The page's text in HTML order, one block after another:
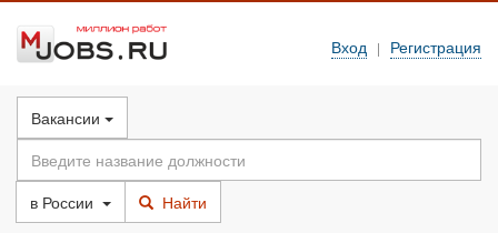
Вход | Регистрация
Вакансии
в России Найти